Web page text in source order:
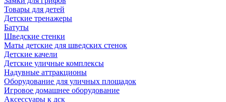
Товары для детей
Детские тренажеры
Батуты
Шведские стенки
Маты детские для шведских стенок
Детские качели
Детские уличные комплексы
Надувные аттракционы
Оборудование для уличных площадок
Игровое домашнее оборудование
Аксессуары к дск